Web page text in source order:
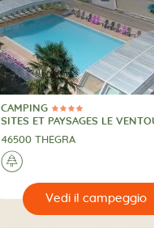
4 Stelle
CAMPING
CAMPING
SITES ET PAYSAGES LE
46500 THEGRA
🌲